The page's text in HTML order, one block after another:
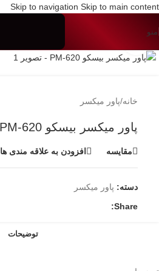
Skip to navigation Skip to main content
منو
خانه/پاور میکسر
پاور میکسر بیسکو PM-620
مقایسه افزودن به علاقه مندی ها
دسته: پاور میکسر
Share:
توضیحات